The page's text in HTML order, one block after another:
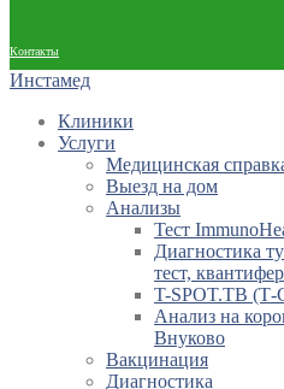
Контакты
Инстамед
Клиники
Услуги
Медицинская
Выезд на дом
Анализы
Тест
Диагностика
тест,
T-SPOT.TB
Анализ на
Внуково
Вакцинация
Диагностика